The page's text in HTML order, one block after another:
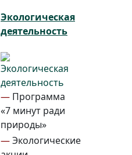
Экологическая
деятельность
— Программа
«7 минут ради
природы»
—Экологические